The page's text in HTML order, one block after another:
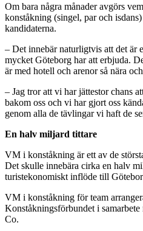
Om bara några månader avgörs
konståkning (singel, par och
kandidaterna.
– Det innebär naturligtvis att det är
mycket Göteborg har att erbjuda.
är med hotell och arenor så nära
– Jag tror att vi har jättestor chans
bakom oss och vi har gjort oss
genom alla de tävlingar vi haft de
En halv miljard tittare
VM i konståkning är ett av de
Det skulle innebära cirka en halv
turistekonomiskt inflöde till
VM i konståkning för team
Konståkningsförbundet i
Co.